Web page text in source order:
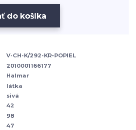
do košíka
V-CH-K/292-KR-POPIEL
2010001166177
Halmar
látka
sivá
42
98
47